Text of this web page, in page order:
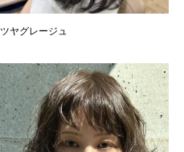
ツヤグレージュ